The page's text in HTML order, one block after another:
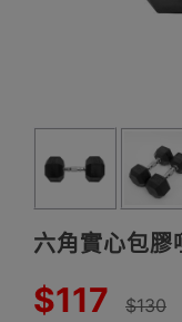
六角實心包
$117 $130